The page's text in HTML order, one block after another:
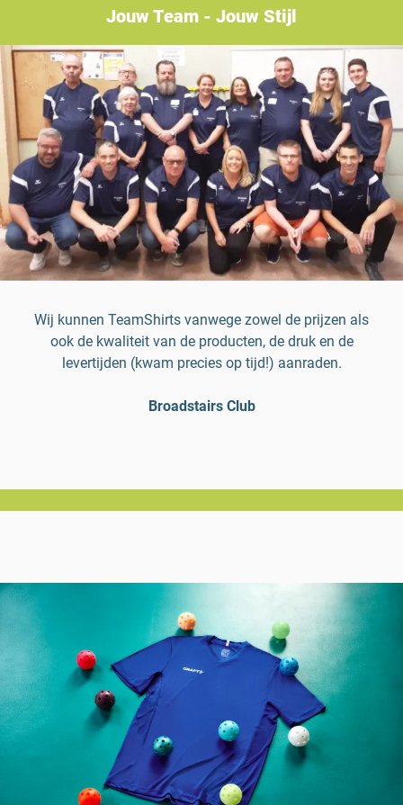
Jouw Team - Jouw Stijl
Wij kunnen TeamShirts vanwege zowel de prijzen als
ook de kwaliteit van de producten, de druk en de
levertijden (kwam precies op tijd!) aanraden.
Broadstairs Club